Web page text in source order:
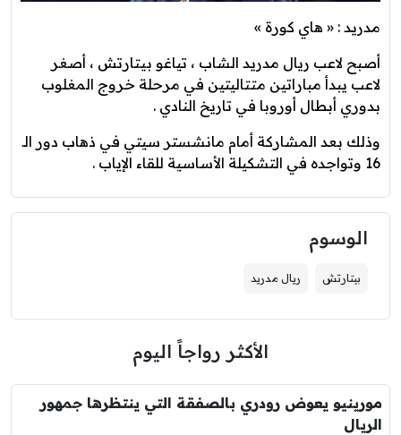
مدريد : « هاي كورة »
أصبح لاعب ريال مدريد الشاب ، تياغو بيتارتش ، أصغر
لاعب يبدأ مباراتين متتاليتين في مرحلة خروج المغلوب
بدوري أبطال أوروبا في تاريخ النادي .
وذلك بعد المشاركة أمام مانشستر سيتي في ذهاب دور الـ
16 وتواجده في التشكيلة الأساسية للقاء الإياب .
الوسوم
بيتارتش ريال مدريد
الأكثر رواجاً اليوم
مورينيو يعوض رودري بالصفقة التي ينتظرها جمهور
الريال